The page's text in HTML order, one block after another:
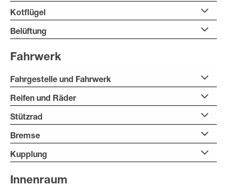
Kotflügel
Belüftung
Fahrwerk
Fahrgestelle und Fahrwerk
Reifen und Räder
Stützrad
Bremse
Kupplung
Innenraum